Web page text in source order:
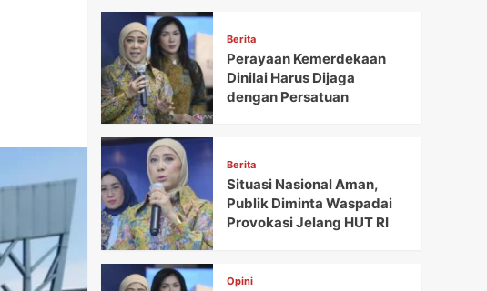
Berita
Perayaan Kemerdekaan
Dinilai Harus Dijaga
dengan Persatuan
Berita
Situasi Nasional Aman,
Publik Diminta Waspadai
Provokasi Jelang HUT RI
Opini